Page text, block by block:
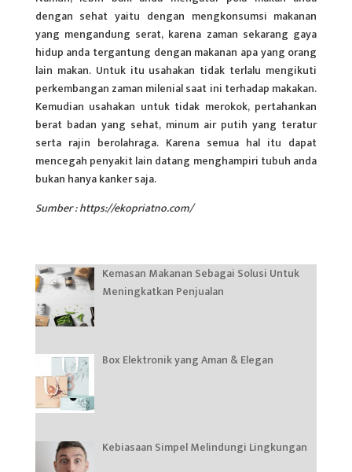
dengan sehat yaitu dengan mengkonsumsi makanan
yang mengandung serat, karena zaman sekarang gaya
hidup anda tergantung dengan makanan apa yang orang
lain makan. Untuk itu usahakan tidak terlalu mengikuti
perkembangan zaman milenial saat ini terhadap makakan.
Kemudian usahakan untuk tidak merokok, pertahankan
berat badan yang sehat, minum air putih yang teratur
serta rajin berolahraga. Karena semua hal itu dapat
mencegah penyakit lain datang menghampiri tubuh anda
bukan hanya kanker saja.
Sumber : https://ekopriatno.com/
Kemasan Makanan Sebagai Solusi Untuk
Meningkatkan Penjualan
Box Elektronik yang Aman & Elegan
Kebiasaan Simpel Melindungi Lingkungan